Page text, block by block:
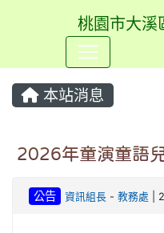
桃園市大溪
本站消息
2026年童演童語
公告 資訊組長- 教務處 |